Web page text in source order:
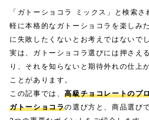
「ガトーショコラ ミックス」と検索
軽に本格的なガトーショコラを楽しみ
に失敗したくないとお考えではないで
実は、ガトーショコラ選びには押さえ
り、それを知らないと期待外れの仕上
ことがあります。
この記事では、高級チョコレートのプ
ガトーショコラの選び方と、商品選び